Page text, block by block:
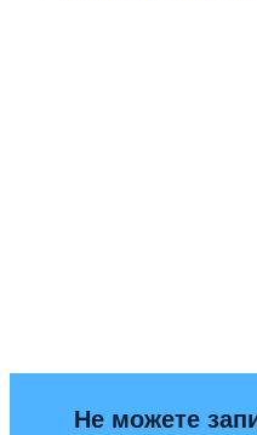
Не можете